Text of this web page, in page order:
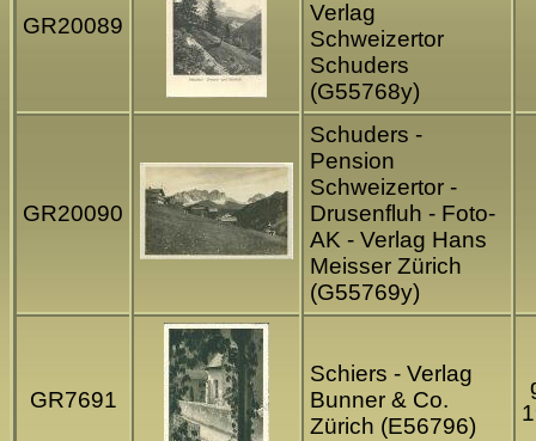
GR20089
Verlag
Schweizertor
Schuders
(G55768y)
GR20090
Schuders -
Pension
Schweizertor -
Drusenfluh - Foto-
AK - Verlag Hans
Meisser Zürich
(G55769y)
GR7691
Schiers - Verlag
Bunner & Co.
Zürich (E56796)